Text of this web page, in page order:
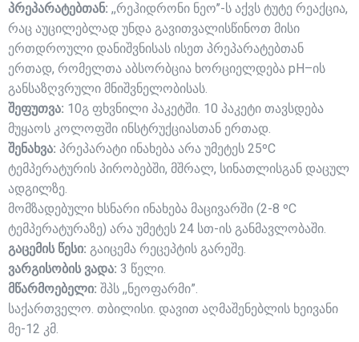
პრეპარატებთან: ,,რეჰიდრონი ნეო’’-ს აქვს ტუტე რეაქცია,
რაც აუცილებლად უნდა გავითვალისწინოთ მისი
ერთდროული დანიშვნისას ისეთ პრეპარატებთან
ერთად, რომელთა აბსორბცია ხორციელდება pH–ის
განსაზღვრული მნიშვნელობისას.
შეფუთვა: 10გ ფხვნილი პაკეტში. 10 პაკეტი თავსდება
მუყაოს კოლოფში ინსტრუქციასთან ერთად.
შენახვა: პრეპარატი ინახება არა უმეტეს 25ºC
ტემპერატურის პირობებში, მშრალ, სინათლისგან დაცულ
ადგილზე.
მომზადებული ხსნარი ინახება მაცივარში (2-8 ºC
ტემპერატურაზე) არა უმეტეს 24 სთ-ის განმავლობაში.
გაცემის წესი: გაიცემა რეცეპტის გარეშე.
ვარგისობის ვადა: 3 წელი.
მწარმოებელი: შპს ,,ნეოფარმი”.
საქართველო. თბილისი. დავით აღმაშენებლის ხეივანი
მე-12 კმ.